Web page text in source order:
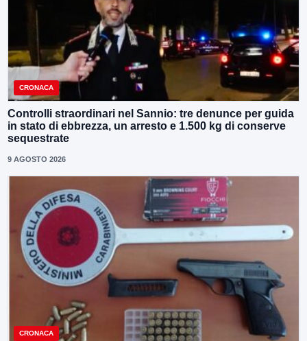
CRONACA
Controlli straordinari nel Sannio: tre denunce per guida
in stato di ebbrezza, un arresto e 1.500 kg di conserve
sequestrate
9 AGOSTO 2026
CRONACA